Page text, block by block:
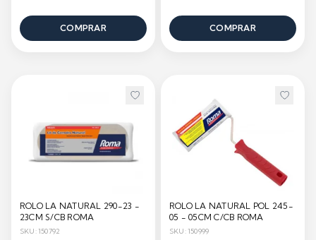
COMPRAR COMPRAR
ROLO LA NATURAL 290-23 -
23CM S/CB ROMA
SKU: 150792
ROLO LA NATURAL POL 245-
05 - 05CM C/CB ROMA
SKU: 150999